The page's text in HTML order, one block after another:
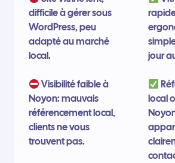
difficile à gérer sous
WordPress, peu
adapté au marché
local.
Visibilité faible à
Noyon: mauvais
référencement local,
clients ne vous
trouvent pas.
jour
local